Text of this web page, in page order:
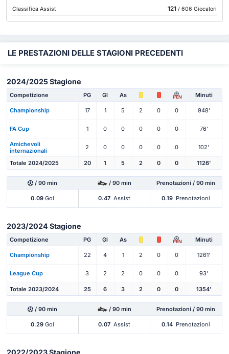
Classifica Assist 121 / 606 Giocatori
LE PRESTAZIONI DELLE STAGIONI PRECEDENTI
2024/2025 Stagione
Competizione PG Gl As PEN Minuti
Championship 17 1 5 2 0 0 948'
FA Cup 1 0 0 0 0 0 76'
Amichevoli
internazionali
2 0 0 0 0 0 102'
Totale 2024/2025 20 1 5 2 0 0 1126'
/ 90 min / 90 min Prenotazioni / 90 min
0.09 Gol 0.47 Assist 0.19 Prenotazioni
2023/2024 Stagione
Competizione PG Gl As PEN Minuti
Championship 22 4 1 2 0 0 1261'
League Cup 3 2 2 0 0 0 93'
Totale 2023/2024 25 6 3 2 0 0 1354'
/ 90 min / 90 min Prenotazioni / 90 min
0.29 Gol 0.07 Assist 0.14 Prenotazioni
2022/2023 Stagione